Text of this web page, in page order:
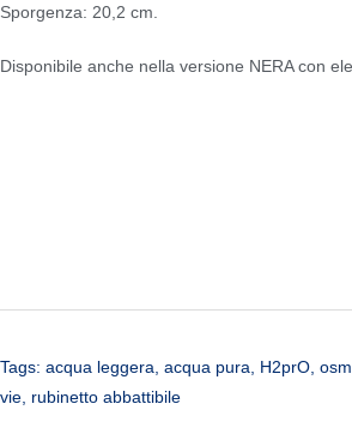
Sporgenza: 20,2 cm.
Disponibile anche nella versione NERA con
Tags: acqua leggera acqua pura H2prO
vie rubinetto abbattibile